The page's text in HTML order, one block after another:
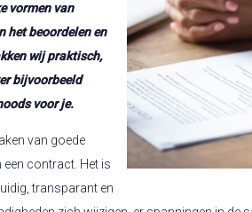
vormen van
het beoordelen en
wij praktisch,
bijvoorbeeld
voor je.
van goede
contract. Het is
transparant en